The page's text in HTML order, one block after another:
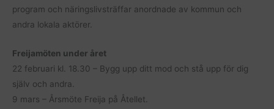
program och näringslivsträffar anordnade av kommun och
andra lokala aktörer.
Freijamöten under året
22 februari kl. 18.30 – Bygg upp ditt mod och stå upp för dig
själv och andra.
9 mars – Årsmöte Freija på Åtellet.